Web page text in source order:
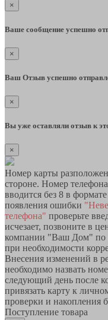
×
Ваше сообщение успешно
×
Ваш Отзыв успешно
×
Вы уже оставляли отзыв к
×
Номер карты
стороне. Номер
вводится без 8 в
появления ошибки
телефона" проверьте
исчезает, позвоните в
компании "Ваш Дом" по
при необходимости
Внесения изменений в
необходимо назвать
следующий день после
привязать карту к
проверки и накопления
Поступление товара